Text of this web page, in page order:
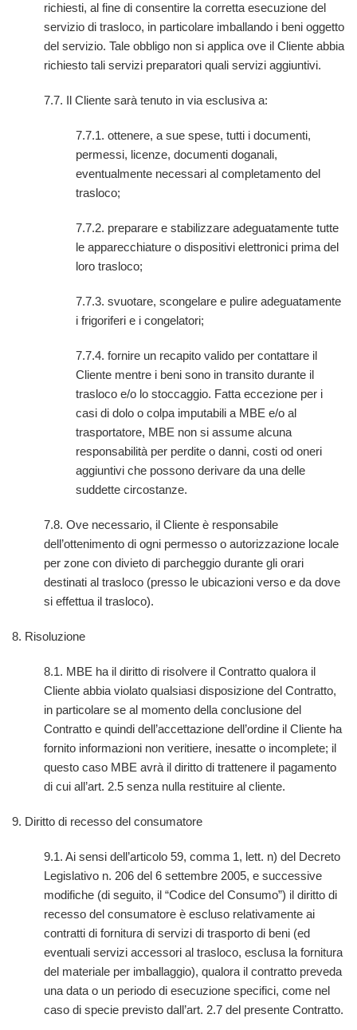
richiesti, al fine di consentire la corretta esecuzione del
servizio di trasloco, in particolare imballando i beni oggetto
del servizio. Tale obbligo non si applica ove il Cliente abbia
richiesto tali servizi preparatori quali servizi aggiuntivi.
7.7. Il Cliente sarà tenuto in via esclusiva a:
7.7.1. ottenere, a sue spese, tutti i documenti,
permessi, licenze, documenti doganali,
eventualmente necessari al completamento del
trasloco;
7.7.2. preparare e stabilizzare adeguatamente tutte
le apparecchiature o dispositivi elettronici prima del
loro trasloco;
7.7.3. svuotare, scongelare e pulire adeguatamente
i frigoriferi e i congelatori;
7.7.4. fornire un recapito valido per contattare il
Cliente mentre i beni sono in transito durante il
trasloco e/o lo stoccaggio. Fatta eccezione per i
casi di dolo o colpa imputabili a MBE e/o al
trasportatore, MBE non si assume alcuna
responsabilità per perdite o danni, costi od oneri
aggiuntivi che possono derivare da una delle
suddette circostanze.
7.8. Ove necessario, il Cliente è responsabile
dell’ottenimento di ogni permesso o autorizzazione locale
per zone con divieto di parcheggio durante gli orari
destinati al trasloco (presso le ubicazioni verso e da dove
si effettua il trasloco).
8. Risoluzione
8.1. MBE ha il diritto di risolvere il Contratto qualora il
Cliente abbia violato qualsiasi disposizione del Contratto,
in particolare se al momento della conclusione del
Contratto e quindi dell’accettazione dell’ordine il Cliente ha
fornito informazioni non veritiere, inesatte o incomplete; il
questo caso MBE avrà il diritto di trattenere il pagamento
di cui all’art. 2.5 senza nulla restituire al cliente.
9. Diritto di recesso del consumatore
9.1. Ai sensi dell’articolo 59, comma 1, lett. n) del Decreto
Legislativo n. 206 del 6 settembre 2005, e successive
modifiche (di seguito, il “Codice del Consumo”) il diritto di
recesso del consumatore è escluso relativamente ai
contratti di fornitura di servizi di trasporto di beni (ed
eventuali servizi accessori al trasloco, esclusa la fornitura
del materiale per imballaggio), qualora il contratto preveda
una data o un periodo di esecuzione specifici, come nel
caso di specie previsto dall’art. 2.7 del presente Contratto.